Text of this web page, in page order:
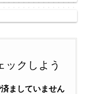
ックしよう
ましていません